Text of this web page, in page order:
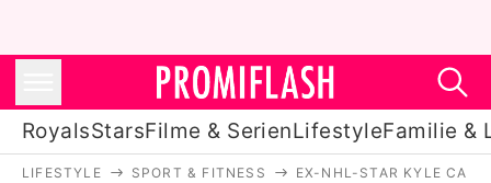
RoyalsStarsFilme & SerienLifestyleFamilie &
LIFESTYLE SPORT & FITNESS EX-NHL-STAR KYLE